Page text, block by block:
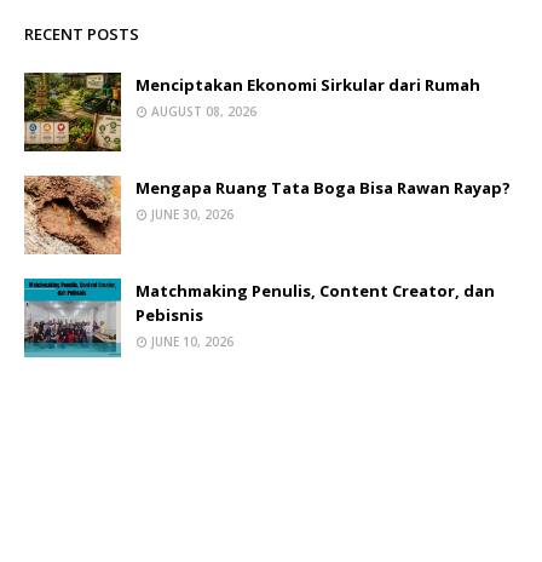
RECENT POSTS
Menciptakan Ekonomi Sirkular dari Rumah
AUGUST 08, 2026
Mengapa Ruang Tata Boga Bisa Rawan Rayap?
JUNE 30, 2026
Matchmaking Penulis, Content Creator, dan
Pebisnis
JUNE 10, 2026